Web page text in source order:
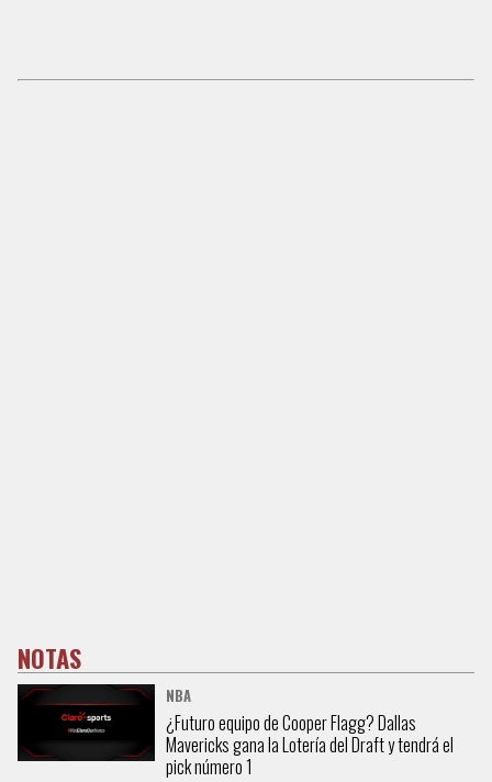
NOTAS
NBA
¿Futuro equipo de Cooper Flagg? Dallas
Mavericks gana la Lotería del Draft y tendrá el
pick número 1